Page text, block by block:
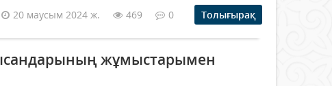
20 маусым 2024 ж. 469 0 Толығырақ
жұмыстарымен